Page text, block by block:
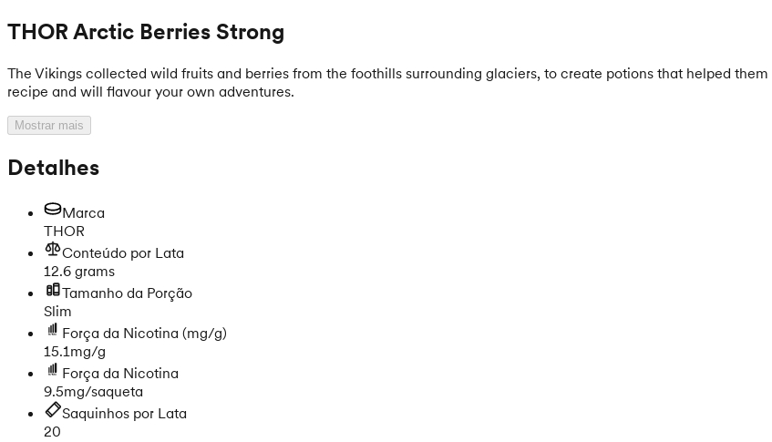
THOR Arctic Berries Strong
The Vikings collected wild fruits and berries from the foothills surrounding glaciers, to create potions that helped
recipe and will flavour your own adventures.
Mostrar mais
Detalhes
Marca
THOR
Conteúdo por Lata
12.6 grams
Tamanho da Porção
Slim
Força da Nicotina (mg/g)
15.1mg/g
Força da Nicotina
9.5mg/saqueta
Saquinhos por Lata
20